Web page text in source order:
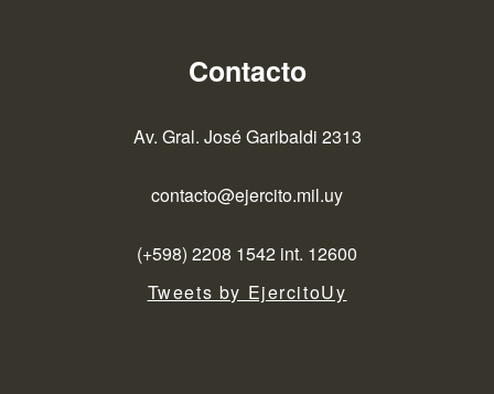
Contacto
Av. Gral. José Garibaldi 2313
contacto@ejercito.mil.uy
(+598) 2208 1542 int. 12600
Tweets by EjercitoUy